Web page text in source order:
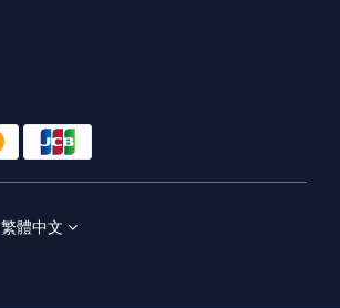
繁體中文